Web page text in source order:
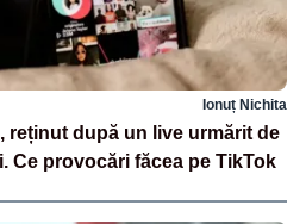
Ionuț Nichita
reținut după un live urmărit de
Ce provocări făcea pe TikTok